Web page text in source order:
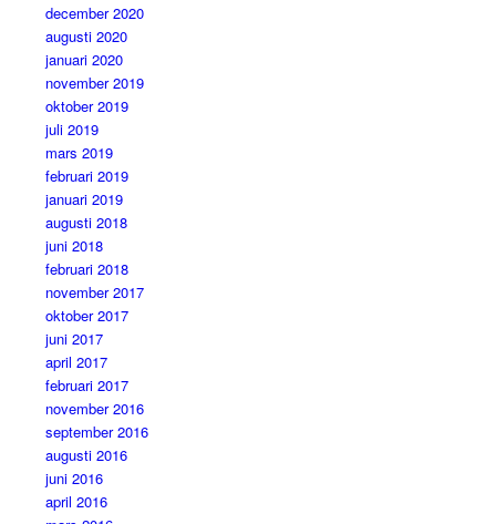
december 2020
augusti 2020
januari 2020
november 2019
oktober 2019
juli 2019
mars 2019
februari 2019
januari 2019
augusti 2018
juni 2018
februari 2018
november 2017
oktober 2017
juni 2017
april 2017
februari 2017
november 2016
september 2016
augusti 2016
juni 2016
april 2016